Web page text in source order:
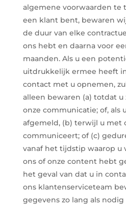
algemene voorwaarden te
een klant bent, bewaren
de duur van elke
ons hebt en daarna voor
maanden. Als u een
uitdrukkelijk ermee heeft
contact met u opnemen,
alleen bewaren (a) totdat
onze communicatie; of, als
afgemeld, (b) terwijl u met
communiceert; of (c)
vanaf het tijdstip waarop u
ons of onze content hebt
het geval van dat u in
ons klantenserviceteam
gegevens zo lang als